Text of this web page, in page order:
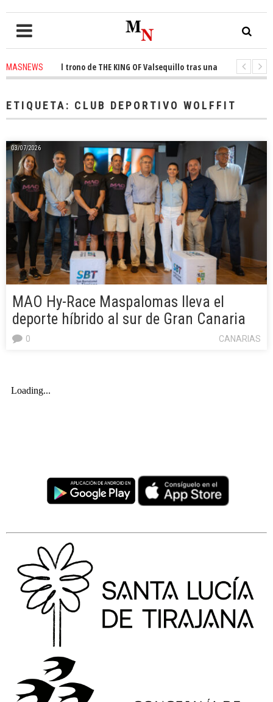
MASNEWSel trono de THE KING OF Valsequillo tras una jornada de
ETIQUETA: CLUB DEPORTIVO WOLFFIT
03/07/2026
MAO Hy-Race Maspalomas lleva el
deporte híbrido al sur de Gran Canaria
CANARIAS
0